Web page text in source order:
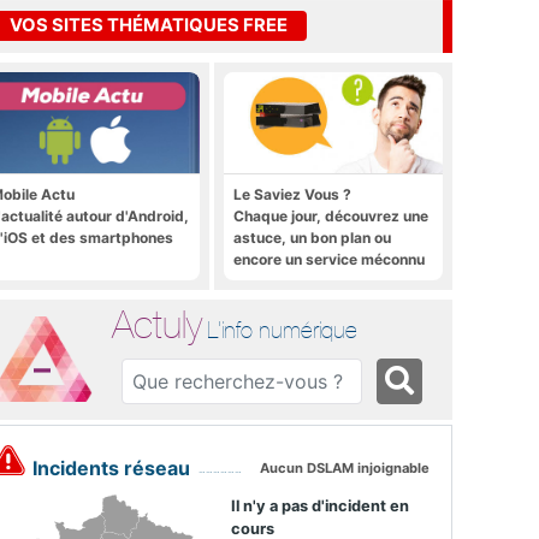
VOS SITES THÉMATIQUES FREE
Actu
autour d'Android,
et des smartphones
Le Saviez Vous ?
Chaque jour, découvrez une
astuce, un bon plan ou
encore un service méconnu
Actuly L'info numérique
Incidents réseau Aucun DSLAM injoignable
Il n'y a pas d'incident en
cours